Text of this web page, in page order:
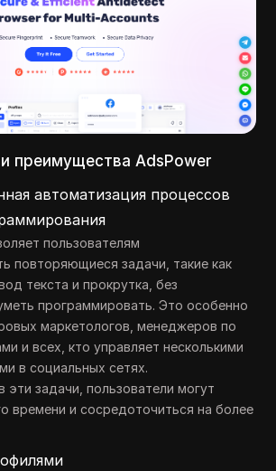
преимущества AdsPower
автоматизация процессов
пользователям
повторяющиеся задачи, такие как
текста и прокрутка, без
программировать. Это особенно
маркетологов, менеджеров по
и всех, кто управляет несколькими
в социальных сетях.
эти задачи, пользователи могут
времени и сосредоточиться на более